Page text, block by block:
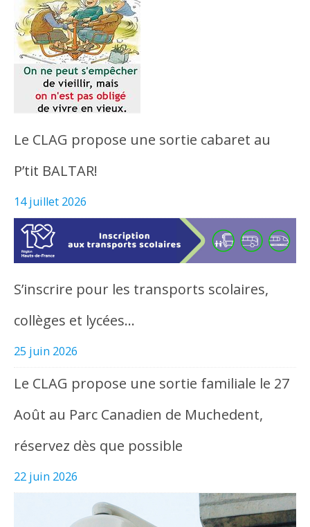
Le CLAG propose une sortie cabaret au
P’tit BALTAR!
14 juillet 2026
S’inscrire pour les transports scolaires,
collèges et lycées…
25 juin 2026
Le CLAG propose une sortie familiale le 27
Août au Parc Canadien de Muchedent,
réservez dès que possible
22 juin 2026